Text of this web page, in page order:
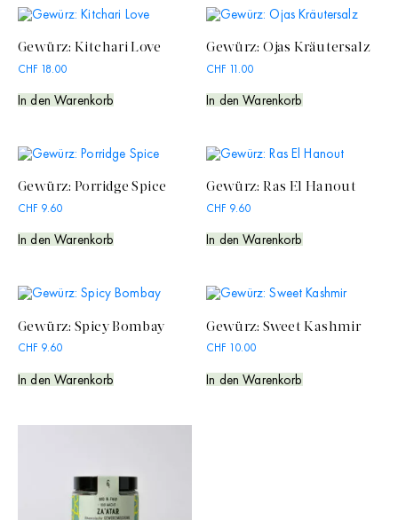
Gewürz: Kitchari Love
CHF 18.00
In den Warenkorb
Gewürz: Ojas Kräutersalz
CHF 11.00
In den Warenkorb
Gewürz: Porridge Spice
CHF 9.60
In den Warenkorb
Gewürz: Ras El Hanout
CHF 9.60
In den Warenkorb
Gewürz: Spicy Bombay
CHF 9.60
In den Warenkorb
Gewürz: Sweet Kashmir
CHF 10.00
In den Warenkorb